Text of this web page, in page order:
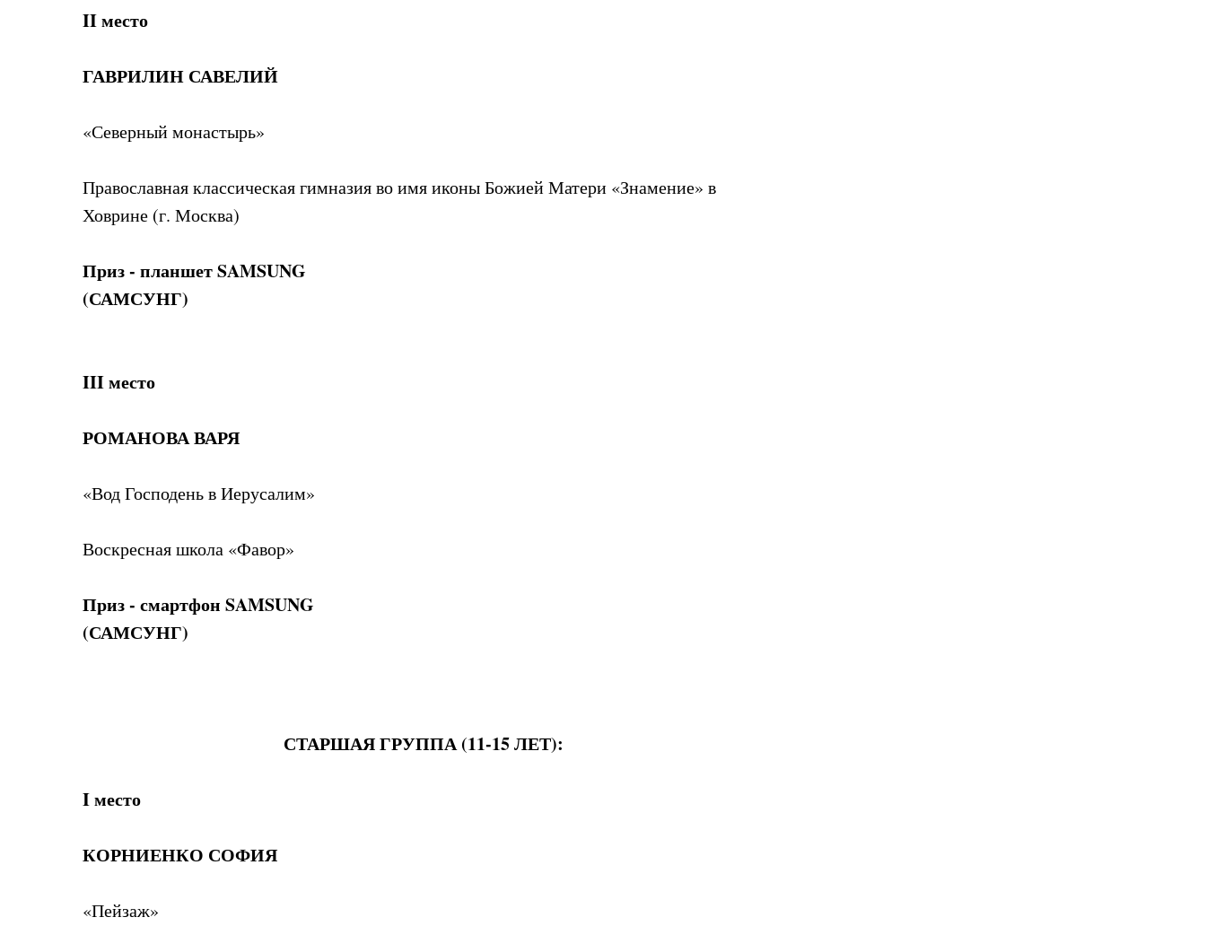
II место
ГАВРИЛИН САВЕЛИЙ
«Северный монастырь»
Православная классическая гимназия во имя иконы Божией Матери «Знамение» в
Ховрине (г. Москва)
Приз - планшет SAMSUNG
(САМСУНГ)
III место
РОМАНОВА ВАРЯ
«Вод Господень в Иерусалим»
Воскресная школа «Фавор»
Приз - смартфон SAMSUNG
(САМСУНГ)
СТАРШАЯ ГРУППА (11-15 ЛЕТ):
I место
КОРНИЕНКО СОФИЯ
«Пейзаж»